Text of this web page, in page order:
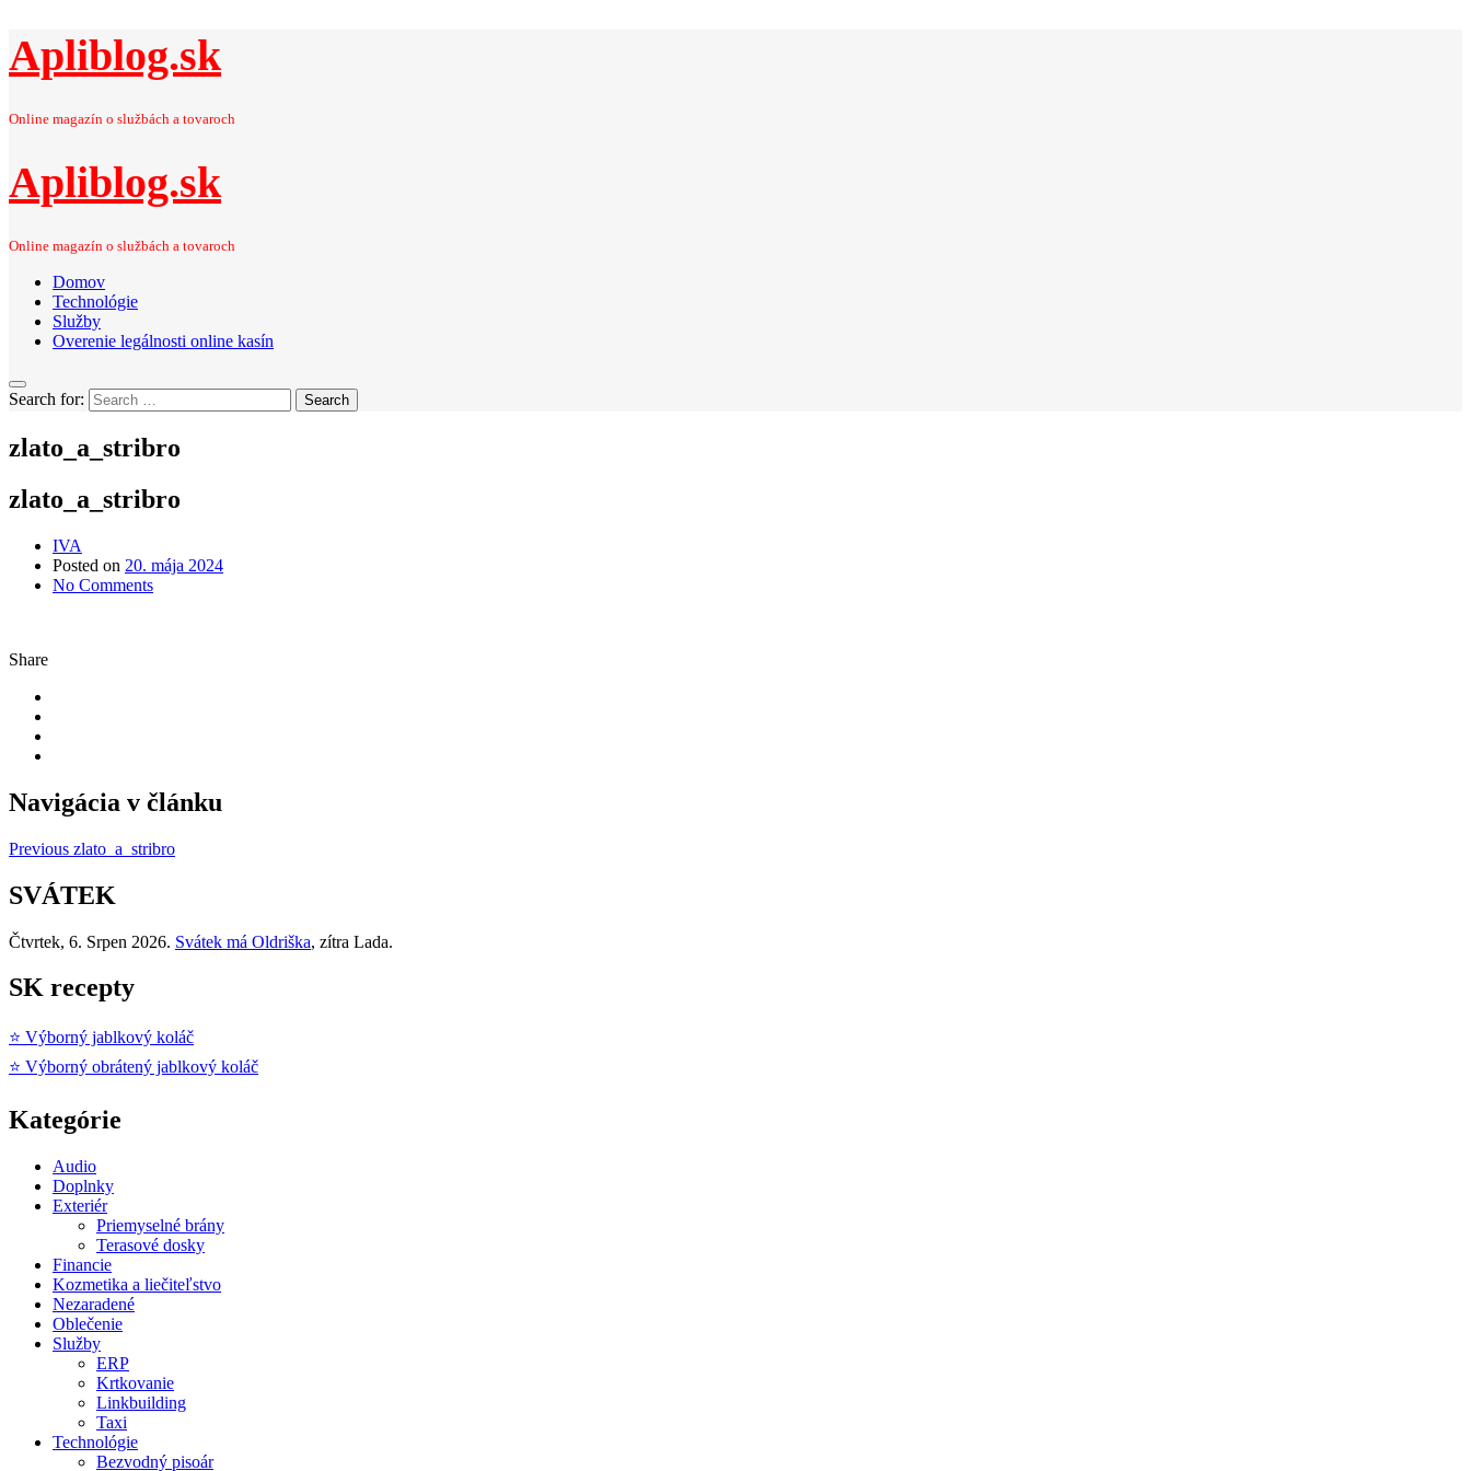
Apliblog.sk
Online magazín o službách a tovaroch
Apliblog.sk
Online magazín o službách a tovaroch
Domov
Technológie
Služby
Overenie legálnosti online kasín
Search for: Search
zlato_a_stribro
zlato_a_stribro
IVA
Posted on 20. mája 2024
No Comments
Share
Navigácia v článku
Previous zlato_a_stribro
SVÁTEK
Čtvrtek, 6. Srpen 2026. Svátek má Oldriška, zítra Lada.
SK recepty
⭐ Výborný jablkový koláč
⭐ Výborný obrátený jablkový koláč
Kategórie
Audio
Doplnky
Exteriér
Priemyselné brány
Terasové dosky
Financie
Kozmetika a liečiteľstvo
Nezaradené
Oblečenie
Služby
ERP
Krtkovanie
Linkbuilding
Taxi
Technológie
Bezvodný pisoár